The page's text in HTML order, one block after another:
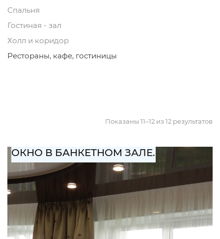
Спальня
Гостиная - зал
Холл и коридор
Рестораны, кафе, гостиницы
Показаны 11–12 из 12 результатов
ОКНО В БАНКЕТНОМ ЗАЛЕ.